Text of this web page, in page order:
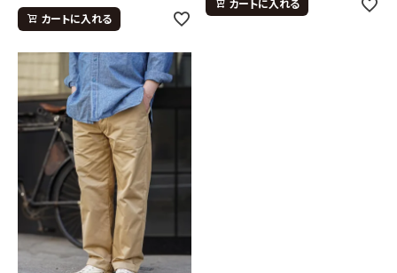
カートに入れる
カートに入れる